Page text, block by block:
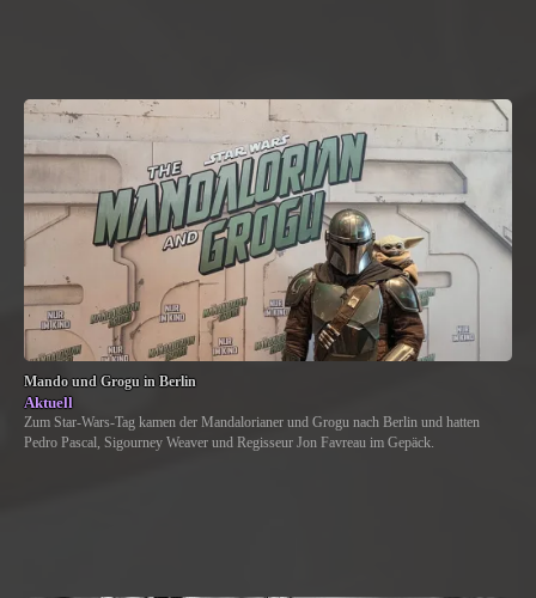
Mando und Grogu in Berlin
Aktuell
Zum Star-Wars-Tag kamen der Mandalorianer und Grogu nach Berlin und hatten
Pedro Pascal, Sigourney Weaver und Regisseur Jon Favreau im Gepäck.